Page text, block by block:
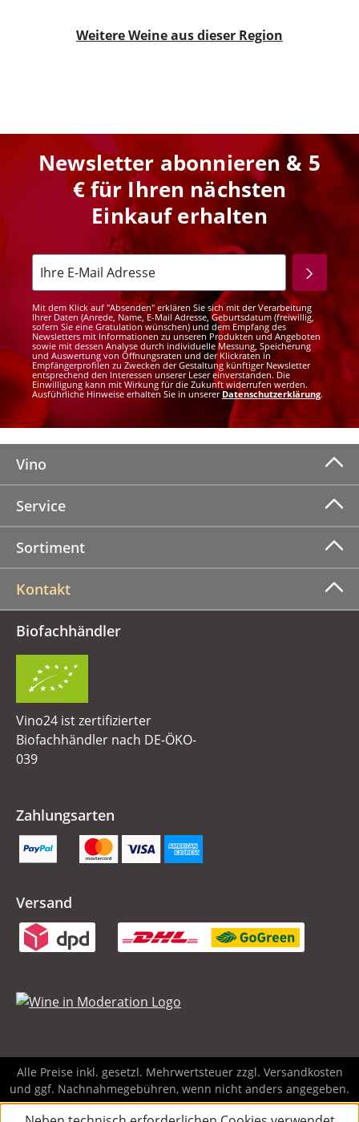
Weitere Weine aus dieser Region
Newsletter abonnieren & 5
€ für Ihren nächsten
Einkauf erhalten
Mit dem Klick auf "Absenden" erklären Sie sich mit der Verarbeitung
Ihrer Daten (Anrede, Name, E-Mail Adresse, Geburtsdatum (freiwillig,
sofern Sie eine Gratulation wünschen) und dem Empfang des
Newsletters mit Informationen zu unseren Produkten und Angeboten
sowie mit dessen Analyse durch individuelle Messung, Speicherung
und Auswertung von Öffnungsraten und der Klickraten in
Empfängerprofilen zu Zwecken der Gestaltung künftiger Newsletter
entsprechend den Interessen unserer Leser einverstanden. Die
Einwilligung kann mit Wirkung für die Zukunft widerrufen werden.
Ausführliche Hinweise erhalten Sie in unsererDatenschutzerklärung.
Vino
Service
Sortiment
Kontakt
Biofachhändler
Vino24 ist zertifizierter
Biofachhändler nach DE-ÖKO-
039
Zahlungsarten
Versand
Alle Preise inkl. gesetzl. Mehrwertsteuer zzgl. Versandkosten
und ggf. Nachnahmegebühren, wenn nicht anders angegeben.